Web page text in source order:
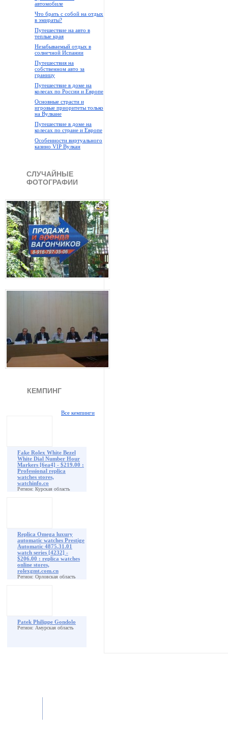
автомобиле
Что брать с собой на отдых
в эмираты?
Путешествие на авто в
теплые края
Незабываемый отдых в
солнечной Испании
Путешествия на
собственном авто за
границу
Путешествие в доме на
колесах по России и Европе
Основные страсти и
игровые приоритеты только
на Вулкане
Путешествие в доме на
колесах по стране и Европе
Особенности виртуального
казино VIP Вулкан
СЛУЧАЙНЫЕ
ФОТОГРАФИИ
КЕМПИНГ
Все кемпинги
Fake Rolex White Bezel
White Dial Number Hour
Markers [6ea4] - $219.00 :
Professional replica
watches stores,
watchinfo.co
Регион: Курская область
Replica Omega luxury
automatic watches Prestige
Automatic 4875.31.01
watch series [4232] -
$206.00 : replica watches
online stores,
rolexgmt.com.cn
Регион: Орловская область
Patek Philippe Gondolo
Регион: Амурская область